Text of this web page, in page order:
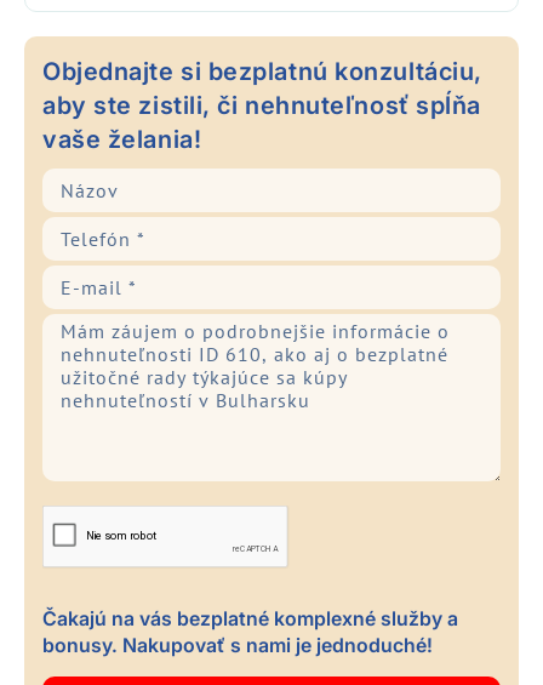
Objednajte si bezplatnú konzultáciu,
aby ste zistili, či nehnuteľnosť spĺňa
vaše želania!
Čakajú na vás bezplatné komplexné služby a
bonusy. Nakupovať s nami je jednoduché!